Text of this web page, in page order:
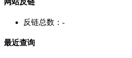
反链总数： -
最近查询